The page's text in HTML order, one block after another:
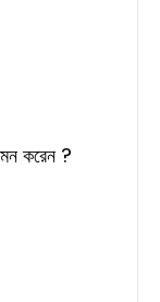
করেন ?